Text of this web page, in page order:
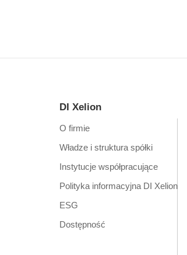
DI Xelion
O firmie
Władze i struktura spółki
Instytucje współpracujące
Polityka informacyjna DI Xelion
ESG
Dostępność